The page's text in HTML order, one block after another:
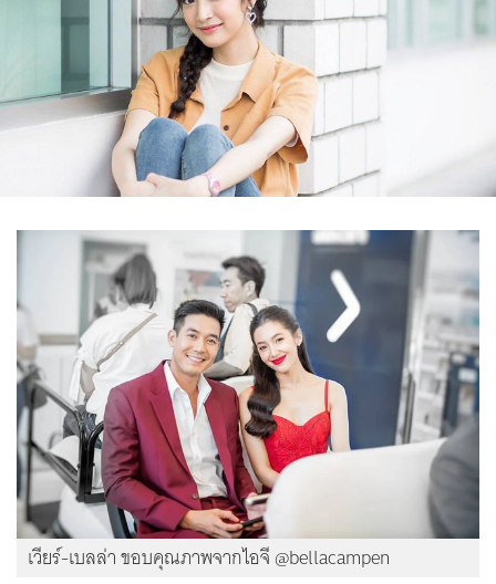
เวียร์-เบลล่า ขอบคุณภาพจากไอจี @bellacampen